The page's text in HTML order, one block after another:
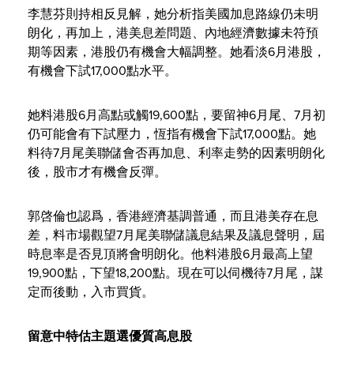
李慧芬則持相反見解，她分析指美國加息路線仍未明
朗化，再加上，港美息差問題、內地經濟數據未符預
期等因素，港股仍有機會大幅調整。她看淡6月港股，
有機會下試17,000點水平。
她料港股6月高點或觸19,600點，要留神6月尾、7月初
仍可能會有下試壓力，恆指有機會下試17,000點。她
料待7月尾美聯儲會否再加息、利率走勢的因素明朗化
後，股市才有機會反彈。
郭啓倫也認爲，香港經濟基調普通，而且港美存在息
差，料市場觀望7月尾美聯儲議息結果及議息聲明，屆
時息率是否見頂將會明朗化。他料港股6月最高上望
19,900點，下望18,200點。現在可以伺機待7月尾，謀
定而後動，入市買貨。
留意中特估主題選優質高息股